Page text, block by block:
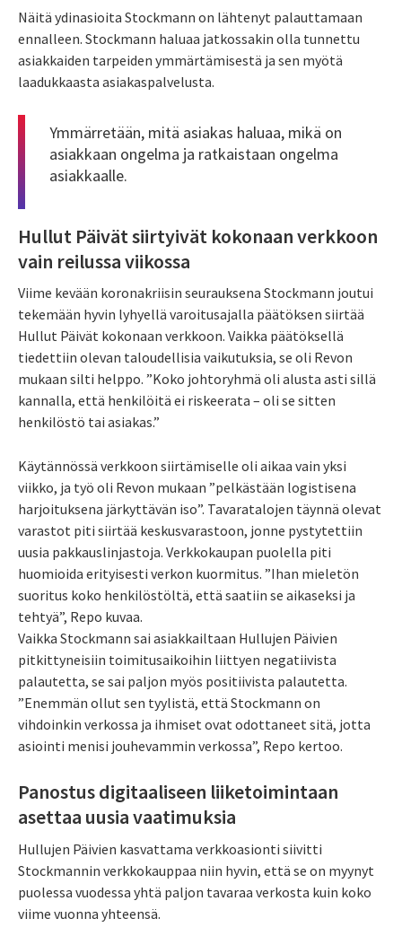
Näitä ydinasioita Stockmann on lähtenyt palauttamaan
ennalleen. Stockmann haluaa jatkossakin olla tunnettu
asiakkaiden tarpeiden ymmärtämisestä ja sen myötä
laadukkaasta asiakaspalvelusta.
Ymmärretään, mitä asiakas haluaa, mikä on
asiakkaan ongelma ja ratkaistaan ongelma
asiakkaalle.
Hullut Päivät siirtyivät kokonaan verkkoon
vain reilussa viikossa
Viime kevään koronakriisin seurauksena Stockmann joutui
tekemään hyvin lyhyellä varoitusajalla päätöksen siirtää
Hullut Päivät kokonaan verkkoon. Vaikka päätöksellä
tiedettiin olevan taloudellisia vaikutuksia, se oli Revon
mukaan silti helppo. ”Koko johtoryhmä oli alusta asti sillä
kannalla, että henkilöitä ei riskeerata – oli se sitten
henkilöstö tai asiakas.”
Käytännössä verkkoon siirtämiselle oli aikaa vain yksi
viikko, ja työ oli Revon mukaan ”pelkästään logistisena
harjoituksena järkyttävän iso”. Tavaratalojen täynnä olevat
varastot piti siirtää keskusvarastoon, jonne pystytettiin
uusia pakkauslinjastoja. Verkkokaupan puolella piti
huomioida erityisesti verkon kuormitus. ”Ihan mieletön
suoritus koko henkilöstöltä, että saatiin se aikaseksi ja
tehtyä”, Repo kuvaa.
Vaikka Stockmann sai asiakkailtaan Hullujen Päivien
pitkittyneisiin toimitusaikoihin liittyen negatiivista
palautetta, se sai paljon myös positiivista palautetta.
”Enemmän ollut sen tyylistä, että Stockmann on
vihdoinkin verkossa ja ihmiset ovat odottaneet sitä, jotta
asiointi menisi jouhevammin verkossa”, Repo kertoo.
Panostus digitaaliseen liiketoimintaan
asettaa uusia vaatimuksia
Hullujen Päivien kasvattama verkkoasionti siivitti
Stockmannin verkkokauppaa niin hyvin, että se on myynyt
puolessa vuodessa yhtä paljon tavaraa verkosta kuin koko
viime vuonna yhteensä.